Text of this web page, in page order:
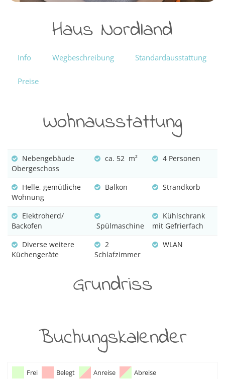
Haus Nordland
Info Wegbeschreibung Standardausstattung
Preise
Wohnausstattung
Nebengebäude
Obergeschoss
ca. 52 m² 4 Personen
Helle, gemütliche
Wohnung
Balkon Strandkorb
Elektroherd/
Backofen
Spülmaschine
Kühlschrank
mit Gefrierfach
Diverse weitere
Küchengeräte
2
Schlafzimmer
WLAN
Grundriss
Buchungskalender
Frei Belegt Anreise Abreise